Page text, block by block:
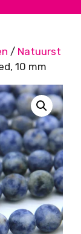
/ Natuurst
10 mm